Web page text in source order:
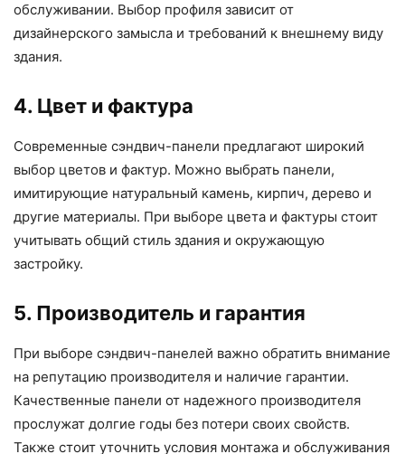
обслуживании. Выбор профиля зависит от
дизайнерского замысла и требований к внешнему виду
здания.
4. Цвет и фактура
Современные сэндвич-панели предлагают широкий
выбор цветов и фактур. Можно выбрать панели,
имитирующие натуральный камень, кирпич, дерево и
другие материалы. При выборе цвета и фактуры стоит
учитывать общий стиль здания и окружающую
застройку.
5. Производитель и гарантия
При выборе сэндвич-панелей важно обратить внимание
на репутацию производителя и наличие гарантии.
Качественные панели от надежного производителя
прослужат долгие годы без потери своих свойств.
Также стоит уточнить условия монтажа и обслуживания